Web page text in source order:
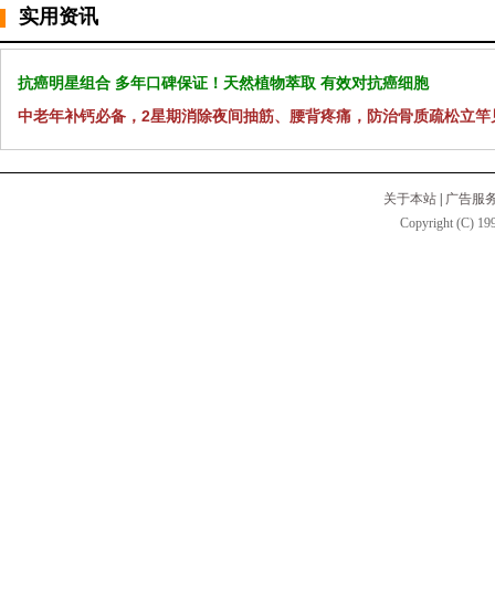
实用资讯
抗癌明星组合 多年口碑保证！天然植物萃取 有效对抗癌细胞
中老年补钙必备，2星期消除夜间抽筋、腰背疼痛，防治骨质疏松立竿
关于本站
广告服
Copyright (C)